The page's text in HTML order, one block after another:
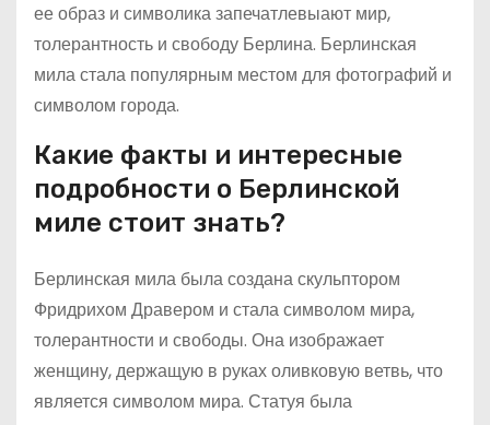
ее образ и символика запечатлевыают мир,
толерантность и свободу Берлина. Берлинская
мила стала популярным местом для фотографий и
символом города.
Какие факты и интересные
подробности о Берлинской
миле стоит знать?
Берлинская мила была создана скульптором
Фридрихом Дравером и стала символом мира,
толерантности и свободы. Она изображает
женщину, держащую в руках оливковую ветвь, что
является символом мира. Статуя была